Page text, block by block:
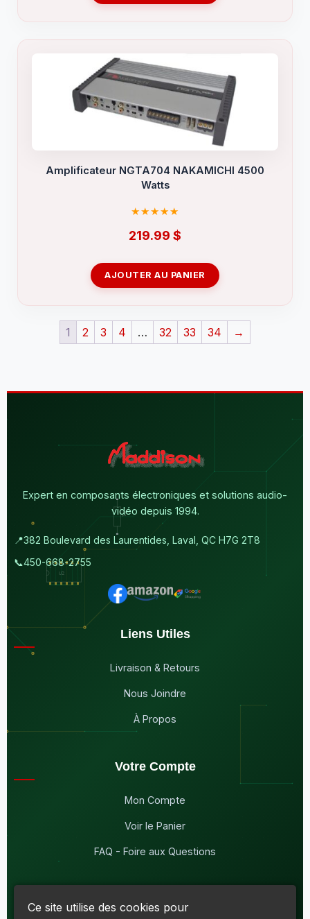
Amplificateur NGTA704 NAKAMICHI 4500
Watts
219.99 $
AJOUTER AU PANIER
1 2 3 4 … 32 33 34 →
Expert en composants électroniques et solutions audio-
vidéo depuis 1994.
📍382 Boulevard des Laurentides, Laval, QC H7G 2T8
📞450-668-2755
Liens Utiles
Livraison & Retours
Nous Joindre
À Propos
Votre Compte
Mon Compte
Voir le Panier
FAQ - Foire aux Questions
Ce site utilise des cookies pour